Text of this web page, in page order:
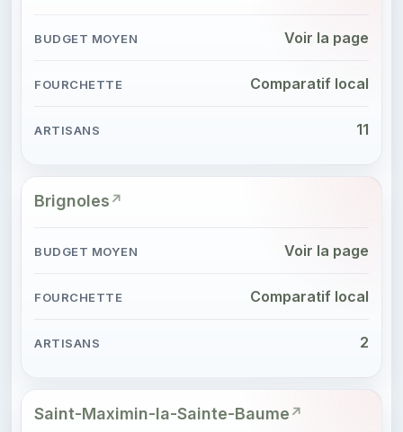
Voir la page
Comparatif local
11
Brignoles
Voir la page
Comparatif local
2
Saint-Maximin-la-Sainte-Baume